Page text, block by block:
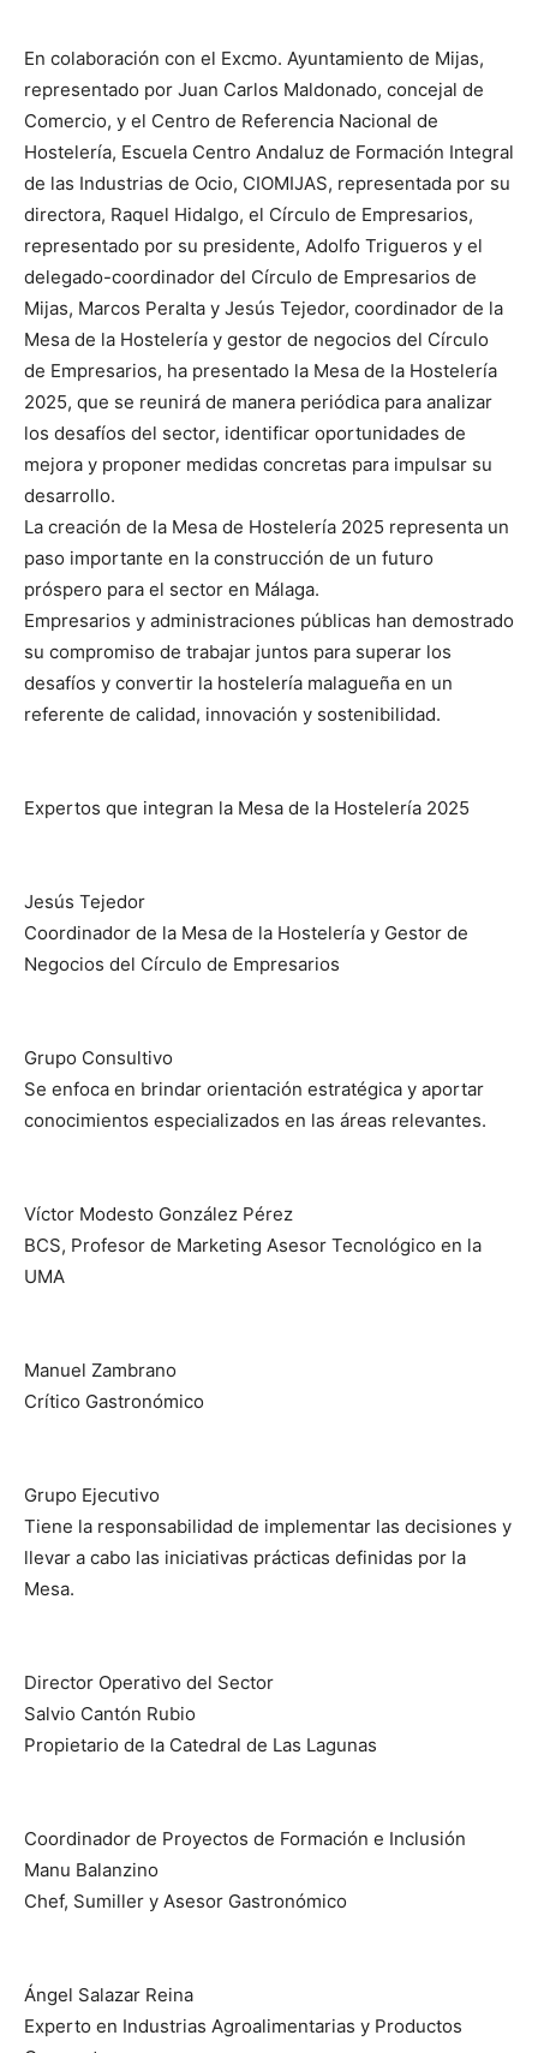
En colaboración con el Excmo. Ayuntamiento de Mijas,
representado por Juan Carlos Maldonado, concejal de
Comercio, y el Centro de Referencia Nacional de
Hostelería, Escuela Centro Andaluz de Formación Integral
de las Industrias de Ocio, CIOMIJAS, representada por su
directora, Raquel Hidalgo, el Círculo de Empresarios,
representado por su presidente, Adolfo Trigueros y el
delegado-coordinador del Círculo de Empresarios de
Mijas, Marcos Peralta y Jesús Tejedor, coordinador de la
Mesa de la Hostelería y gestor de negocios del Círculo
de Empresarios, ha presentado la Mesa de la Hostelería
2025, que se reunirá de manera periódica para analizar
los desafíos del sector, identificar oportunidades de
mejora y proponer medidas concretas para impulsar su
desarrollo.
La creación de la Mesa de Hostelería 2025 representa un
paso importante en la construcción de un futuro
próspero para el sector en Málaga.
Empresarios y administraciones públicas han demostrado
su compromiso de trabajar juntos para superar los
desafíos y convertir la hostelería malagueña en un
referente de calidad, innovación y sostenibilidad.
Expertos que integran la Mesa de la Hostelería 2025
Jesús Tejedor
Coordinador de la Mesa de la Hostelería y Gestor de
Negocios del Círculo de Empresarios
Grupo Consultivo
Se enfoca en brindar orientación estratégica y aportar
conocimientos especializados en las áreas relevantes.
Víctor Modesto González Pérez
BCS, Profesor de Marketing Asesor Tecnológico en la
UMA
Manuel Zambrano
Crítico Gastronómico
Grupo Ejecutivo
Tiene la responsabilidad de implementar las decisiones y
llevar a cabo las iniciativas prácticas definidas por la
Mesa.
Director Operativo del Sector
Salvio Cantón Rubio
Propietario de la Catedral de Las Lagunas
Coordinador de Proyectos de Formación e Inclusión
Manu Balanzino
Chef, Sumiller y Asesor Gastronómico
Ángel Salazar Reina
Experto en Industrias Agroalimentarias y Productos